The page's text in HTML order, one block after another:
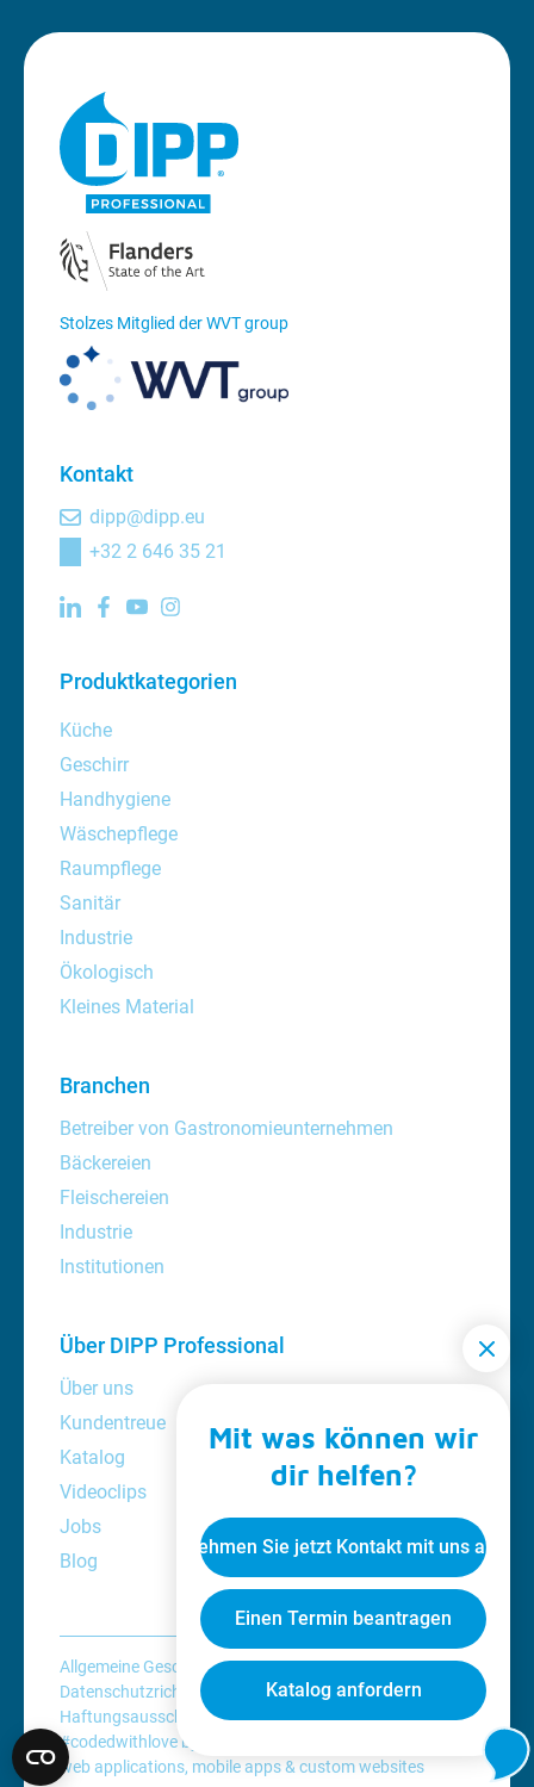
Stolzes Mitglied der WVT group
Kontakt
dipp@dipp.eu
+32 2 646 35 21
Produktkategorien
Küche
Geschirr
Handhygiene
Wäschepflege
Raumpflege
Sanitär
Industrie
Ökologisch
Kleines Material
Branchen
Betreiber von Gastronomieunternehmen
Bäckereien
Fleischereien
Industrie
Institutionen
Über DIPP Professional
Über uns
Kundentreue
Katalog
Videoclips
Jobs
Blog
Allgemeine Geschäftsbedingungen
Datenschutzrichtlinie
Cookie-Richtlinie
Haftungsausschluss
#codedwithlove by
web applications, mobile apps&custom websites
Mit was können wir
dir helfen?
Nehmen Sie jetzt Kontakt mit uns auf
Einen Termin beantragen
Katalog anfordern